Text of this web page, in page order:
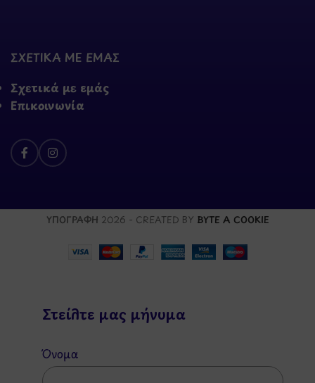
ΣΧΕΤΙΚΑ ΜΕ ΕΜΑΣ
Σχετικά με εμάς
Επικοινωνία
ΥΠΟΓΡΑΦΗ 2026 - CREATED BY BYTE A COOKIE
Στείλτε μας μήνυμα
Όνομα